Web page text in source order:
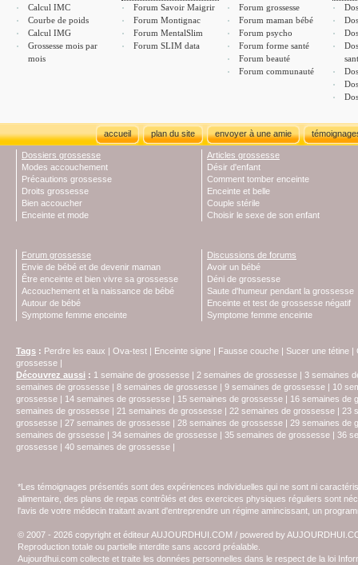
Calcul IMC
Courbe de poids
Calcul IMG
Grossesse mois par
mois
Forum Savoir Maigrir
Forum Montignac
Forum MentalSlim
Forum SLIM data
Forum grossesse
Forum maman bébé
Forum psycho
Forum forme santé
Forum beauté
Forum communauté
accueil plan du site envoyer à une amie
Dossiers grossesse
Modes accouchement
Précautions grossesse
Droits grossesse
Bien accoucher
Enceinte et mode
Articles grossesse
Désir d'enfant
Comment tomber enceinte
Enceinte et belle
Couple stérile
Choisir le sexe de son enfant
Forum grossesse
Envie de bébé et de devenir maman
Être enceinte et bien vivre sa grossesse
Accouchement et la naissance de bébé
Autour de bébé
Symptome femme enceinte
Discussions de forums
Avoir un bébé
Déni de grossesse
Saute d'humeur pendant la grossesse
Enceinte et test de grossesse négatif
Symptome femme enceinte
Tags : Perdre les eaux | Ova-test | Enceinte signe | Fausse couche | Sucer une tétine |
grossesse |
Découvrez aussi : 1 semaine de grossesse | 2 semaines de grossesse | 3 semaines
semaines de grossesse | 8 semaines de grossesse | 9 semaines de grossesse | 10
grossesse | 14 semaines de grossesse | 15 semaines de grossesse | 16 semaines de
semaines de grossesse | 21 semaines de grossesse | 22 semaines de grossesse | 23
grossesse | 27 semaines de grossesse | 28 semaines de grossesse | 29 semaines de
semaines de grssesse | 34 semaines de grossesse | 35 semaines de grossesse | 36
grossesse | 40 semaines de grossesse |
*Les témoignages présentés sont des expériences individuelles qui ne sont ni
alimentaire, des plans de repas contrôlés et des exercices physiques réguliers sont
l'avis de votre médecin traitant avant d'entreprendre un régime amincissant, un
© 2007 - 2026 copyright et éditeur AUJOURDHUI.COM / powered by
Reproduction totale ou partielle interdite sans accord préalable.
Aujourdhui.com collecte et traite les données personnelles dans le respect de la loi